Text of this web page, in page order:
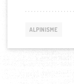
ALPINISME